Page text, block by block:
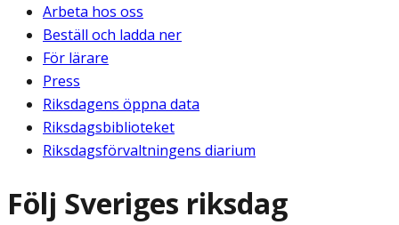
Arbeta hos oss
Beställ och ladda ner
För lärare
Press
Riksdagens öppna data
Riksdagsbiblioteket
Riksdagsförvaltningens diarium
Följ Sveriges riksdag